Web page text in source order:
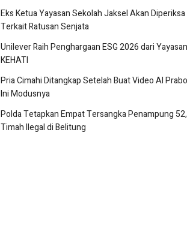
Eks Ketua Yayasan Sekolah Jaksel Akan Diperiksa
Terkait Ratusan Senjata
Unilever Raih Penghargaan ESG 2026 dari Yayasan
KEHATI
Pria Cimahi Ditangkap Setelah Buat Video AI
Ini Modusnya
Polda Tetapkan Empat Tersangka Penampung
Timah Ilegal di Belitung